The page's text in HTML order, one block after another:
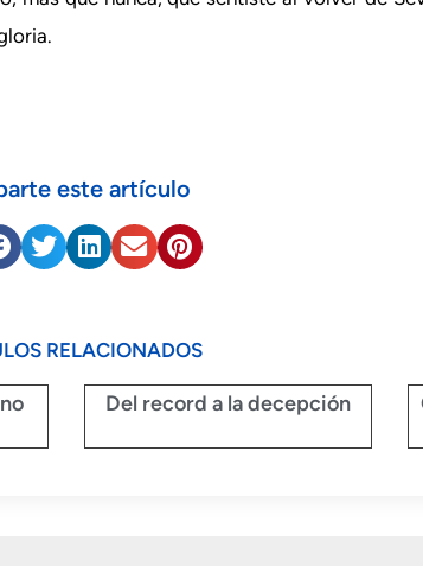
este artículo
RELACIONADOS
Del record a la decepción